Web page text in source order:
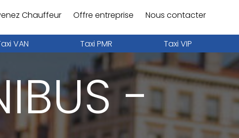
Chauffeur Offre entreprise Nous contacter
VAN Taxi PMR Taxi VIP
-